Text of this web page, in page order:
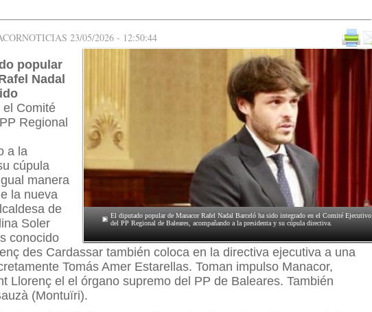
23/05/2026 - 12:50:44
El diputado popular de Manacor Rafel Nadal Barceló ha sido integrado en el Comité Ejecutivo
del PP Regional de Baleares, acompañando a la presidenta y su cúpula directiva.
popular
Nadal
el Comité
Regional
a la
cúpula
manera
la nueva
de
Soler
conocido
des Cardassar también coloca en la directiva ejecutiva a una
Tomás Amer Estarellas. Toman impulso Manacor,
Llorenç el el órgano supremo del PP de Baleares. También
(Montuïri).